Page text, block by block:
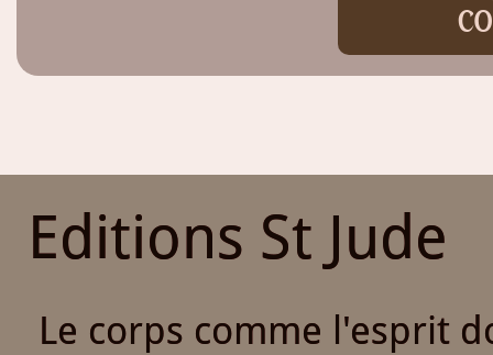
Editions St Jude
Le corps comme l'esprit